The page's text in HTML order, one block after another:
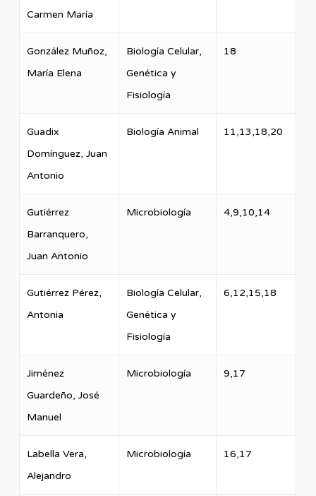
Carmen María
González Muñoz,
María Elena
Biología Celular,
Genética y
Fisiología
18
Guadix
Domínguez, Juan
Antonio
Biología Animal 11,13,18,20
Gutiérrez
Barranquero,
Juan Antonio
Microbiología 4,9,10,14
Gutiérrez Pérez,
Antonia
Biología Celular,
Genética y
Fisiología
6,12,15,18
Jiménez
Guardeño, José
Manuel
Microbiología 9,17
Labella Vera,
Alejandro
Microbiología 16,17